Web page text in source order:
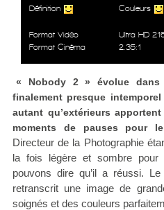
Définition Couleurs
Format Vidéo
Ultra HD
Format Cinéma
2.35:1
« Nobody 2 » évolue dans
finalement presque
autant qu’extérieurs
moments de pauses pour
Directeur de la Photographie
la fois légère et sombre
pouvons dire qu’il a réussi.
retranscrit une image de
soignés et des couleurs